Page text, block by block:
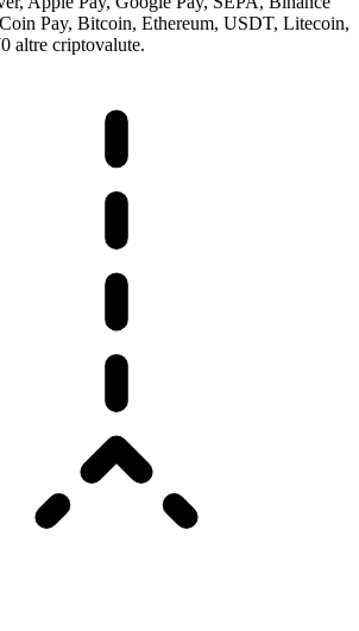
Pay, Bitcoin, Ethereum, USDT, Litecoin,
altre criptovalute.